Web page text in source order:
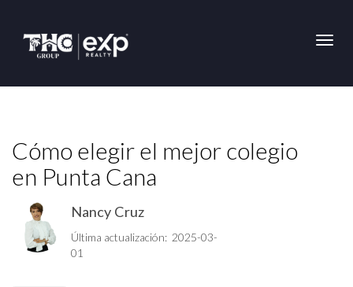
Cómo elegir el mejor colegio
en Punta Cana
Nancy Cruz
Última actualización: 2025-03-
01